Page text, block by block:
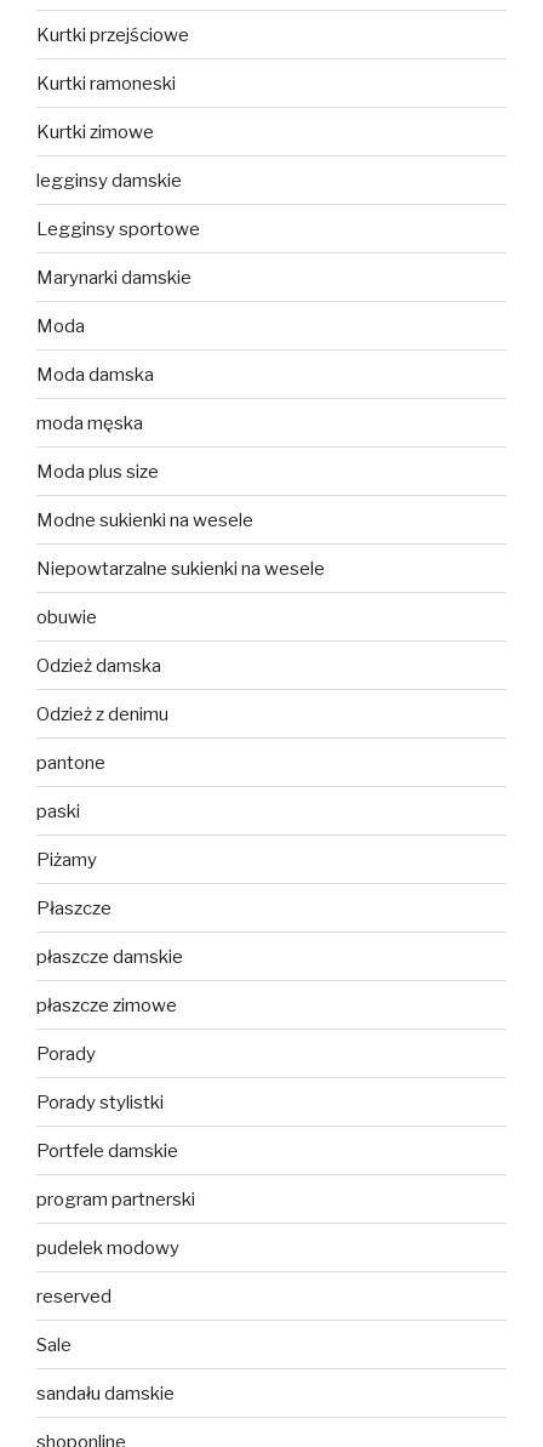
Kurtki przejściowe
Kurtki ramoneski
Kurtki zimowe
legginsy damskie
Legginsy sportowe
Marynarki damskie
Moda
Moda damska
moda męska
Moda plus size
Modne sukienki na wesele
Niepowtarzalne sukienki na wesele
obuwie
Odzież damska
Odzież z denimu
pantone
paski
Piżamy
Płaszcze
płaszcze damskie
płaszcze zimowe
Porady
Porady stylistki
Portfele damskie
program partnerski
pudelek modowy
reserved
Sale
sandału damskie
shoponline